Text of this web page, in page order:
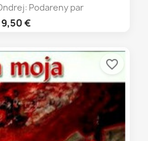
Podareny par
9,50 €
favorite_border